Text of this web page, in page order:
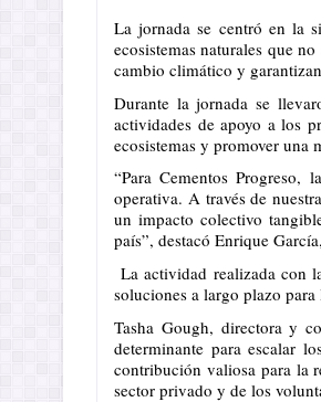
La jornada se centró en la
ecosistemas naturales que
cambio climático y
Durante la jornada se
actividades de apoyo a los
ecosistemas y promover una
“Para Cementos
operativa. A través de
un impacto colectivo
país”, destacó Enrique
La actividad realizada con
soluciones a largo plazo
Tasha Gough, directora y
determinante para escalar
contribución valiosa para la
sector privado y de los